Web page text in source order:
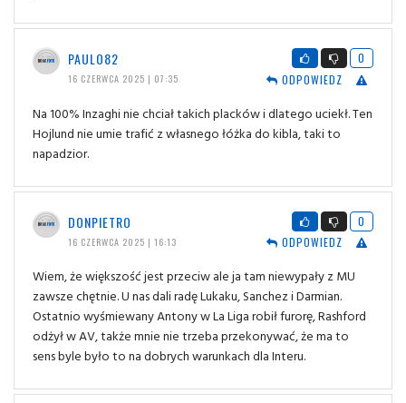
PAULO82
16 CZERWCA 2025 | 07:35
0
ODPOWIEDZ
Na 100% Inzaghi nie chciał takich placków i dlatego uciekł. Ten
Hojlund nie umie trafić z własnego łóżka do kibla, taki to
napadzior.
DONPIETRO
16 CZERWCA 2025 | 16:13
0
ODPOWIEDZ
Wiem, że większość jest przeciw ale ja tam niewypały z MU
zawsze chętnie. U nas dali radę Lukaku, Sanchez i Darmian.
Ostatnio wyśmiewany Antony w La Liga robił furorę, Rashford
odżył w AV, także mnie nie trzeba przekonywać, że ma to
sens byle było to na dobrych warunkach dla Interu.